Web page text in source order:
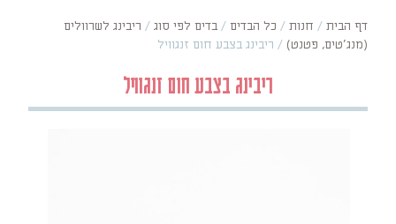
דף הבית / חנות / כל הבדים /בדים לפי סוג / ריבינג לשרוולים
(מנג'טים, פטנט) / ריבינג בצבע חום זנגוויל
ריבינג בצבע חום זנגוויל